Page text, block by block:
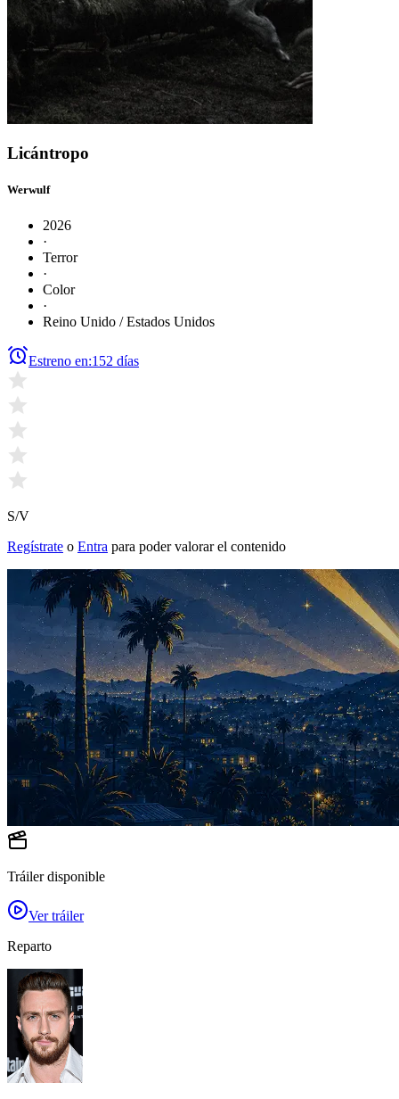
Licántropo
Werwulf
2026
·
Terror
·
Color
·
Reino Unido / Estados Unidos
Estreno en:152 días
S/V
Regístrate o Entra para poder valorar el contenido
Tráiler disponible
Ver tráiler
Reparto